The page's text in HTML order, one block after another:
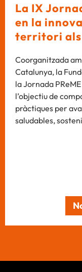
La IX
en la
territori als
Coorganitzada
Catalunya, la
la Jornada
l’objectiu de
pràctiques per
saludables,